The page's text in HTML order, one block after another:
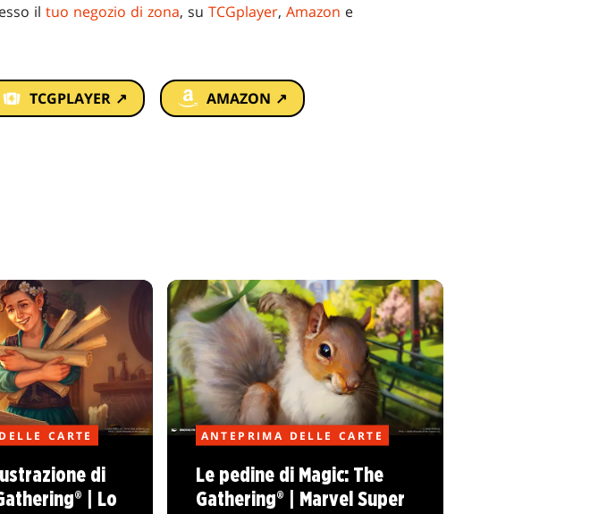
il tuo negozio di zona, su TCGplayer, Amazon e
TCGPLAYER ↗ AMAZON ↗
CARTE
di
| Lo
ANTEPRIMA DELLE CARTE
Le pedine di Magic: The
Gathering® | Marvel Super